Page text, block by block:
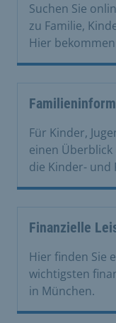
Suchen Sie
zu Familie,
Hier
Für Kinder,
einen
die Kinder- und
Finanzielle
Hier finden Sie
wichtigsten
in München.